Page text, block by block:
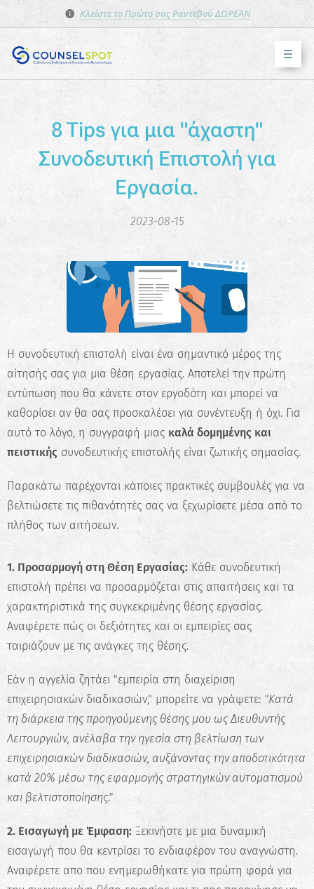
Κλείστε το Πρώτο σας Ραντεβού ΔΩΡΕΑΝ
8 Tips για μια "άχαστη"
Συνοδευτική Επιστολή για
Εργασία.
2023-08-15
Η συνοδευτική επιστολή είναι ένα σημαντικό μέρος της
αίτησής σας για μια θέση εργασίας. Αποτελεί την πρώτη
εντύπωση που θα κάνετε στον εργοδότη και μπορεί να
καθορίσει αν θα σας προσκαλέσει για συνέντευξη ή όχι. Για
αυτό το λόγο, η συγγραφή μιας καλά δομημένης και
πειστικής συνοδευτικής επιστολής είναι ζωτικής σημασίας.
Παρακάτω παρέχονται κάποιες πρακτικές συμβουλές για να
βελτιώσετε τις πιθανότητές σας να ξεχωρίσετε μέσα από το
πλήθος των αιτήσεων.
1. Προσαρμογή στη Θέση Εργασίας: Κάθε συνοδευτική
επιστολή πρέπει να προσαρμόζεται στις απαιτήσεις και τα
χαρακτηριστικά της συγκεκριμένης θέσης εργασίας.
Αναφέρετε πώς οι δεξιότητες και οι εμπειρίες σας
ταιριάζουν με τις ανάγκες της θέσης.
Εάν η αγγελία ζητάει "εμπειρία στη διαχείριση
επιχειρησιακών διαδικασιών," μπορείτε να γράψετε: "Κατά
τη διάρκεια της προηγούμενης θέσης μου ως Διευθυντής
Λειτουργιών, ανέλαβα την ηγεσία στη βελτίωση των
επιχειρησιακών διαδικασιών, αυξάνοντας την αποδοτικότητα
κατά 20% μέσω της εφαρμογής στρατηγικών αυτοματισμού
και βελτιστοποίησης."
2. Εισαγωγή με Έμφαση:Ξεκινήστε με μια δυναμική
εισαγωγή που θα κεντρίσει το ενδιαφέρον του αναγνώστη.
Αναφέρετε απο που ενημερωθήκατε για πρώτη φορά για